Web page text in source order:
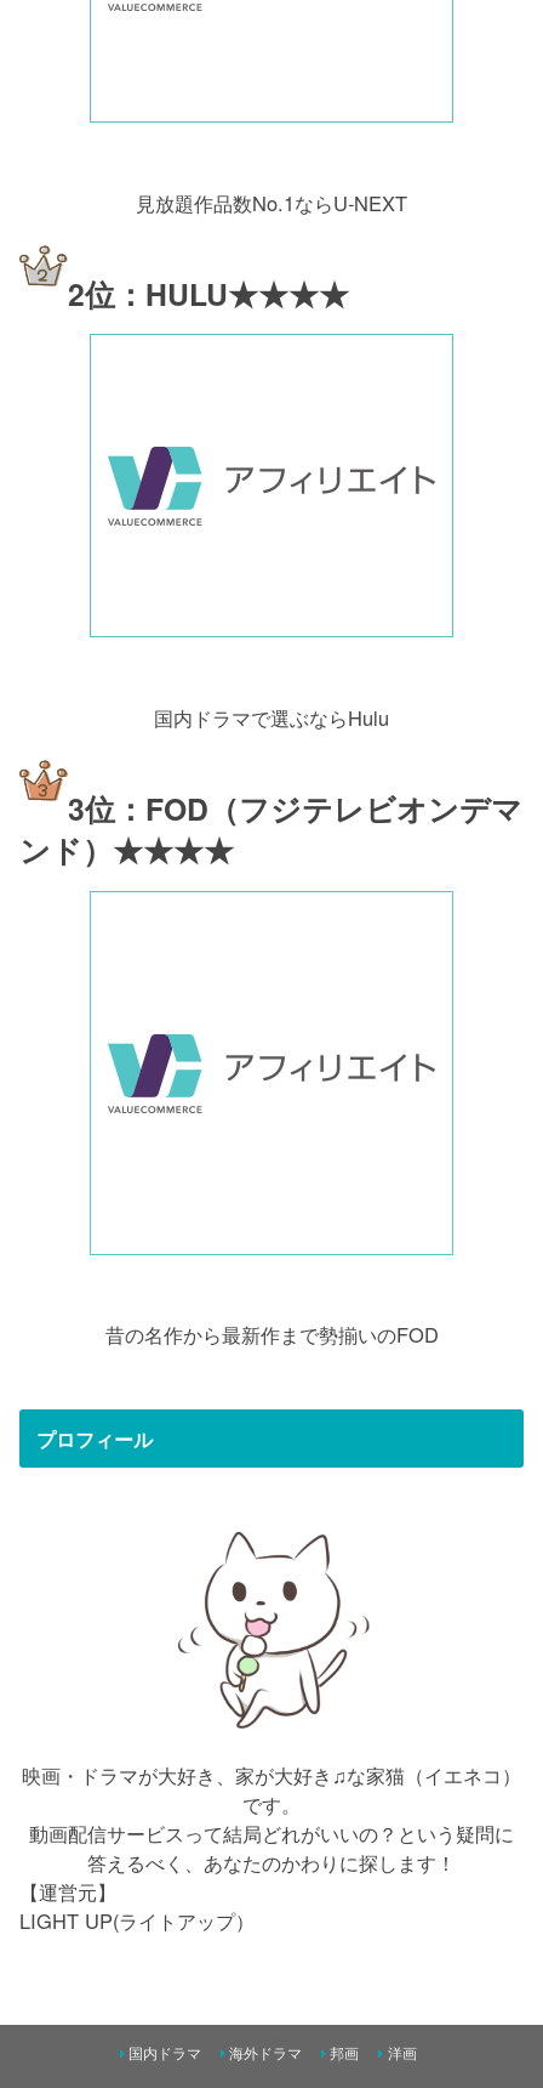
見放題作品数No.1ならU-NEXT
2位：HULU★★★★
国内ドラマで選ぶならHulu
3位：FOD（フジテレビオンデマ
ンド）★★★★
昔の名作から最新作まで勢揃いのFOD
プロフィール
映画・ドラマが大好き、家が大好き♫な家猫（イエネコ）
です。
動画配信サービスって結局どれがいいの？という疑問に
答えるべく、あなたのかわりに探します！
【運営元】
LIGHT UP(ライトアップ）
国内ドラマ 海外ドラマ 邦画 洋画